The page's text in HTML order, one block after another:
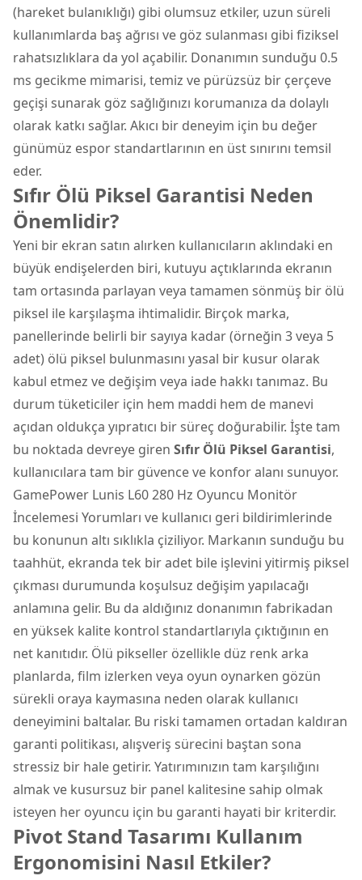
(hareket bulanıklığı) gibi olumsuz etkiler, uzun süreli
kullanımlarda baş ağrısı ve göz sulanması gibi fiziksel
rahatsızlıklara da yol açabilir. Donanımın sunduğu 0.5
ms gecikme mimarisi, temiz ve pürüzsüz bir çerçeve
geçişi sunarak göz sağlığınızı korumanıza da dolaylı
olarak katkı sağlar. Akıcı bir deneyim için bu değer
günümüz espor standartlarının en üst sınırını temsil
eder.
Sıfır Ölü Piksel Garantisi Neden
Önemlidir?
Yeni bir ekran satın alırken kullanıcıların aklındaki en
büyük endişelerden biri, kutuyu açtıklarında ekranın
tam ortasında parlayan veya tamamen sönmüş bir ölü
piksel ile karşılaşma ihtimalidir. Birçok marka,
panellerinde belirli bir sayıya kadar (örneğin 3 veya 5
adet) ölü piksel bulunmasını yasal bir kusur olarak
kabul etmez ve değişim veya iade hakkı tanımaz. Bu
durum tüketiciler için hem maddi hem de manevi
açıdan oldukça yıpratıcı bir süreç doğurabilir. İşte tam
bu noktada devreye giren Sıfır Ölü Piksel Garantisi,
kullanıcılara tam bir güvence ve konfor alanı sunuyor.
GamePower Lunis L60 280 Hz Oyuncu Monitör
İncelemesi Yorumları ve kullanıcı geri bildirimlerinde
bu konunun altı sıklıkla çiziliyor. Markanın sunduğu bu
taahhüt, ekranda tek bir adet bile işlevini yitirmiş piksel
çıkması durumunda koşulsuz değişim yapılacağı
anlamına gelir. Bu da aldığınız donanımın fabrikadan
en yüksek kalite kontrol standartlarıyla çıktığının en
net kanıtıdır. Ölü pikseller özellikle düz renk arka
planlarda, film izlerken veya oyun oynarken gözün
sürekli oraya kaymasına neden olarak kullanıcı
deneyimini baltalar. Bu riski tamamen ortadan kaldıran
garanti politikası, alışveriş sürecini baştan sona
stressiz bir hale getirir. Yatırımınızın tam karşılığını
almak ve kusursuz bir panel kalitesine sahip olmak
isteyen her oyuncu için bu garanti hayati bir kriterdir.
Pivot Stand Tasarımı Kullanım
Ergonomisini Nasıl Etkiler?